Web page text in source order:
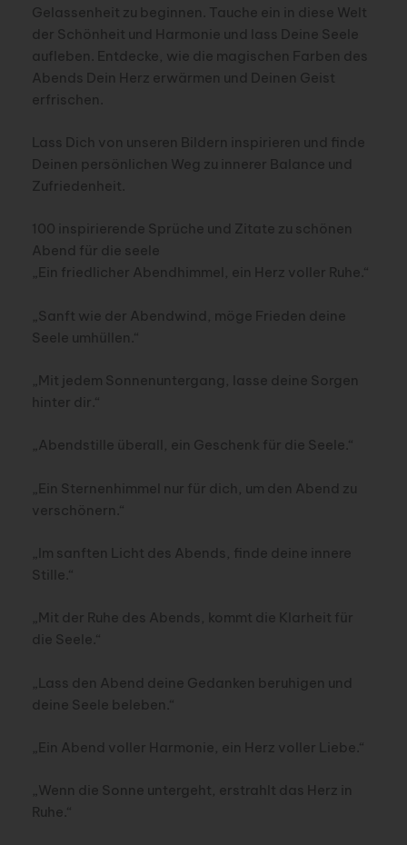
Gelassenheit zu beginnen. Tauche ein in diese Welt
der Schönheit und Harmonie und lass Deine Seele
aufleben. Entdecke, wie die magischen Farben des
Abends Dein Herz erwärmen und Deinen Geist
erfrischen.
Lass Dich von unseren Bildern inspirieren und finde
Deinen persönlichen Weg zu innerer Balance und
Zufriedenheit.
100 inspirierende Sprüche und Zitate zu schönen
Abend für die seele
„Ein friedlicher Abendhimmel, ein Herz voller Ruhe.“
„Sanft wie der Abendwind, möge Frieden deine
Seele umhüllen.“
„Mit jedem Sonnenuntergang, lasse deine Sorgen
hinter dir.“
„Abendstille überall, ein Geschenk für die Seele.“
„Ein Sternenhimmel nur für dich, um den Abend zu
verschönern.“
„Im sanften Licht des Abends, finde deine innere
Stille.“
„Mit der Ruhe des Abends, kommt die Klarheit für
die Seele.“
„Lass den Abend deine Gedanken beruhigen und
deine Seele beleben.“
„Ein Abend voller Harmonie, ein Herz voller Liebe.“
„Wenn die Sonne untergeht, erstrahlt das Herz in
Ruhe.“